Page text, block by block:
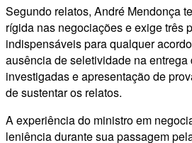
Segundo relatos, André Mendonça
rígida nas negociações e exige três
indispensáveis para qualquer
ausência de seletividade na entrega
investigadas e apresentação de
de sustentar os relatos.
A experiência do ministro em
leniência durante sua passagem